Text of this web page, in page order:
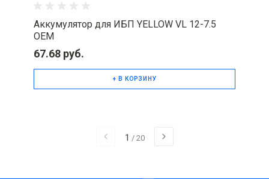
Аккумулятор для ИБП YELLOW VL 12-7.5
ОЕМ
67.68 руб.
+ В КОРЗИНУ
1 / 20